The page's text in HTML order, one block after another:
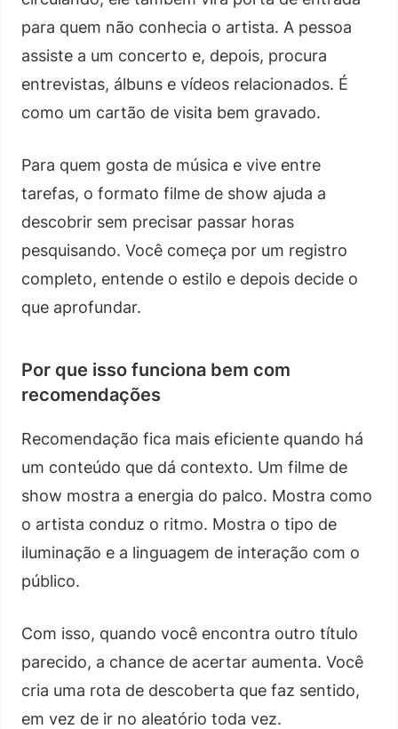
para quem não conhecia o artista. A pessoa
assiste a um concerto e, depois, procura
entrevistas, álbuns e vídeos relacionados. É
como um cartão de visita bem gravado.
Para quem gosta de música e vive entre
tarefas, o formato filme de show ajuda a
descobrir sem precisar passar horas
pesquisando. Você começa por um registro
completo, entende o estilo e depois decide o
que aprofundar.
Por que isso funciona bem com
recomendações
Recomendação fica mais eficiente quando há
um conteúdo que dá contexto. Um filme de
show mostra a energia do palco. Mostra como
o artista conduz o ritmo. Mostra o tipo de
iluminação e a linguagem de interação com o
público.
Com isso, quando você encontra outro título
parecido, a chance de acertar aumenta. Você
cria uma rota de descoberta que faz sentido,
em vez de ir no aleatório toda vez.